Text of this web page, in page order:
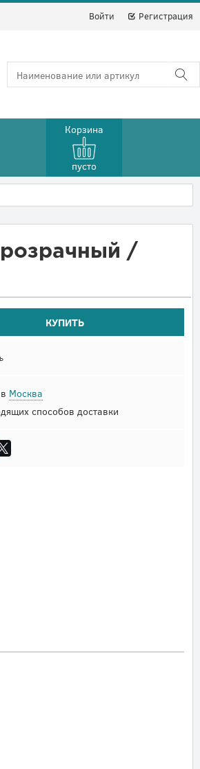
Войти Регистрация
Корзина
пусто
/
КУПИТЬ
Москва
способов доставки